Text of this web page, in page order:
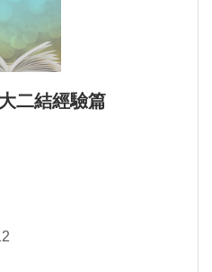
二結經驗篇